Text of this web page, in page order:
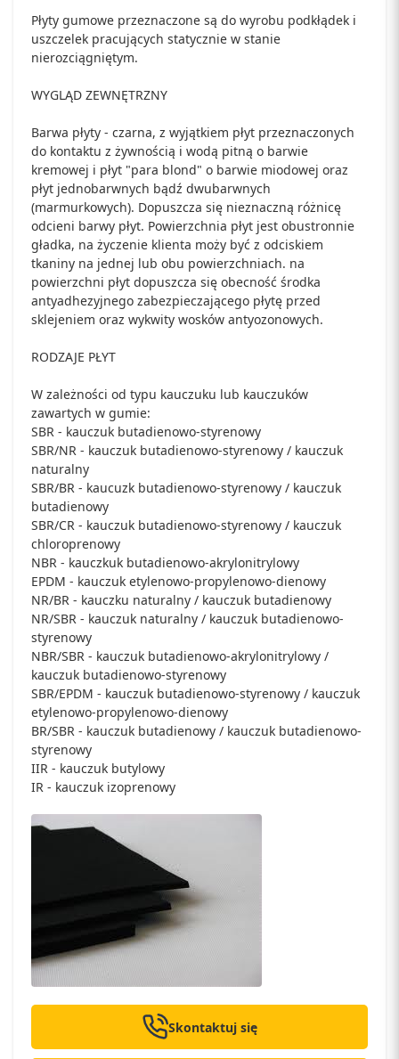
Płyty gumowe przeznaczone są do wyrobu podkłądek i
uszczelek pracujących statycznie w stanie
nierozciągniętym.
WYGLĄD ZEWNĘTRZNY
Barwa płyty - czarna, z wyjątkiem płyt przeznaczonych
do kontaktu z żywnością i wodą pitną o barwie
kremowej i płyt "para blond" o barwie miodowej oraz
płyt jednobarwnych bądź dwubarwnych
(marmurkowych). Dopuszcza się nieznaczną różnicę
odcieni barwy płyt. Powierzchnia płyt jest obustronnie
gładka, na życzenie klienta moży być z odciskiem
tkaniny na jednej lub obu powierzchniach. na
powierzchni płyt dopuszcza się obecność środka
antyadhezyjnego zabezpieczającego płytę przed
sklejeniem oraz wykwity wosków antyozonowych.
RODZAJE PŁYT
W zależności od typu kauczuku lub kauczuków
zawartych w gumie:
SBR - kauczuk butadienowo-styrenowy
SBR/NR - kauczuk butadienowo-styrenowy / kauczuk
naturalny
SBR/BR - kaucuzk butadienowo-styrenowy / kauczuk
butadienowy
SBR/CR - kauczuk butadienowo-styrenowy / kauczuk
chloroprenowy
NBR - kauczkuk butadienowo-akrylonitrylowy
EPDM - kauczuk etylenowo-propylenowo-dienowy
NR/BR - kauczku naturalny / kauczuk butadienowy
NR/SBR - kauczuk naturalny / kauczuk butadienowo-
styrenowy
NBR/SBR - kauczuk butadienowo-akrylonitrylowy /
kauczuk butadienowo-styrenowy
SBR/EPDM - kauczuk butadienowo-styrenowy / kauczuk
etylenowo-propylenowo-dienowy
BR/SBR - kauczuk butadienowy / kauczuk butadienowo-
styrenowy
IIR - kauczuk butylowy
IR - kauczuk izoprenowy
Skontaktuj się